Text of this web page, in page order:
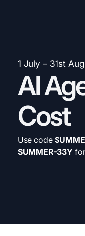
1 July – 31st
AI
Cost
Use code
SUMMER-33Y